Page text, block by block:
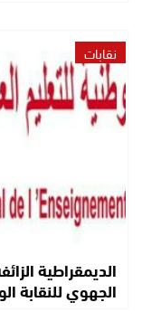
نقابات
الديمقراطية
الجهوي للنقابة